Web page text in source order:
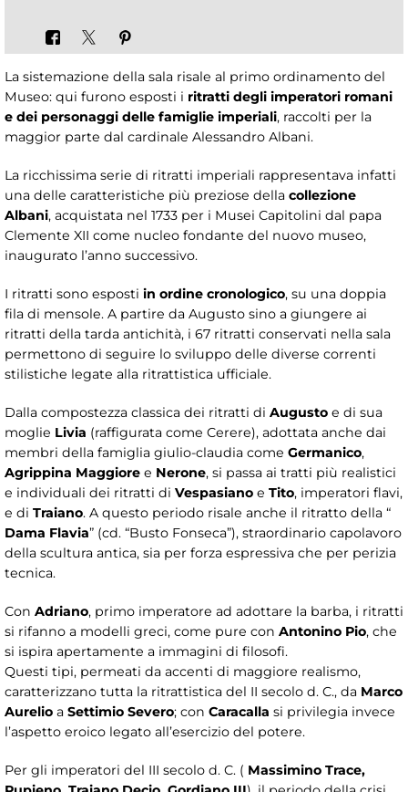
La sistemazione della sala risale al primo ordinamento del
Museo: qui furono esposti i ritratti degli imperatori romani
e dei personaggi delle famiglie imperiali, raccolti per la
maggior parte dal cardinale Alessandro Albani.
La ricchissima serie di ritratti imperiali rappresentava infatti
una delle caratteristiche più preziose della collezione
Albani, acquistata nel 1733 per i Musei Capitolini dal papa
Clemente XII come nucleo fondante del nuovo museo,
inaugurato l’anno successivo.
I ritratti sono esposti in ordine cronologico, su una doppia
fila di mensole. A partire da Augusto sino a giungere ai
ritratti della tarda antichità, i 67 ritratti conservati nella sala
permettono di seguire lo sviluppo delle diverse correnti
stilistiche legate alla ritrattistica ufficiale.
Dalla compostezza classica dei ritratti di Augusto e di sua
moglie Livia (raffigurata come Cerere), adottata anche dai
membri della famiglia giulio-claudia come Germanico,
Agrippina Maggiore e Nerone, si passa ai tratti più realistici
e individuali dei ritratti di Vespasiano e Tito, imperatori flavi,
e di Traiano. A questo periodo risale anche il ritratto della “
Dama Flavia” (cd. “Busto Fonseca”), straordinario capolavoro
della scultura antica, sia per forza espressiva che per perizia
tecnica.
Con Adriano, primo imperatore ad adottare la barba, i ritratti
si rifanno a modelli greci, come pure con Antonino Pio, che
si ispira apertamente a immagini di filosofi.
Questi tipi, permeati da accenti di maggiore realismo,
caratterizzano tutta la ritrattistica del II secolo d. C., da Marco
Aurelio a Settimio Severo; con Caracalla si privilegia invece
l’aspetto eroico legato all’esercizio del potere.
Per gli imperatori del III secolo d. C. ( Massimino Trace,